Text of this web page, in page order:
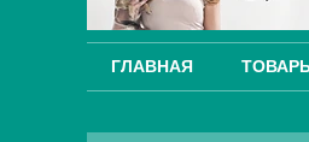
ГЛАВНАЯ